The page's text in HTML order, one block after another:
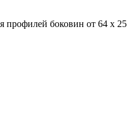
профилей боковин от 64 x 25